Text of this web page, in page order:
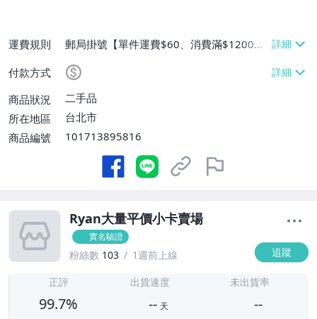
運費規則
郵局掛號【單件運費$60、消費滿$1200免
運費】
付款方式
商品狀況
二手品
所在地區
台北市
商品編號
101713895816
Ryan大量平價小卡賣場
實名驗證
粉絲數 103 1週前上線 追蹤
正評
99.7%
出貨速度
-- 天
未出貨率
--